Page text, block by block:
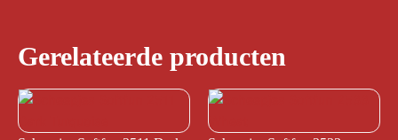
Gerelateerde producten